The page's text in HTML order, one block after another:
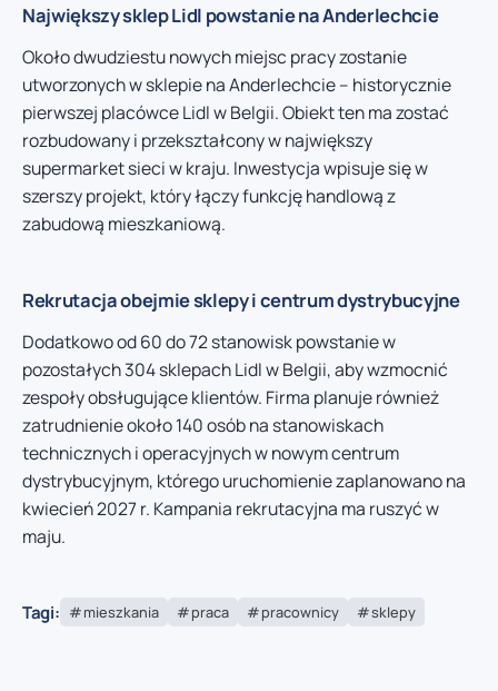
Największy sklep Lidl powstanie na Anderlechcie
Około dwudziestu nowych miejsc pracy zostanie
utworzonych w sklepie na Anderlechcie – historycznie
pierwszej placówce Lidl w Belgii. Obiekt ten ma zostać
rozbudowany i przekształcony w największy
supermarket sieci w kraju. Inwestycja wpisuje się w
szerszy projekt, który łączy funkcję handlową z
zabudową mieszkaniową.
Rekrutacja obejmie sklepy i centrum dystrybucyjne
Dodatkowo od 60 do 72 stanowisk powstanie w
pozostałych 304 sklepach Lidl w Belgii, aby wzmocnić
zespoły obsługujące klientów. Firma planuje również
zatrudnienie około 140 osób na stanowiskach
technicznych i operacyjnych w nowym centrum
dystrybucyjnym, którego uruchomienie zaplanowano na
kwiecień 2027 r. Kampania rekrutacyjna ma ruszyć w
maju.
Tagi: mieszkania praca pracownicy sklepy